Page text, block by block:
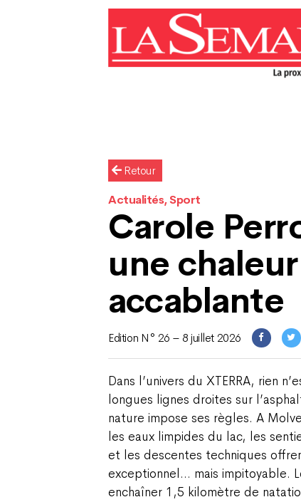
Retour
Actualités, Sport
Carole
une chaleur
accablante
Edition N° 26 – 8 juillet 2026
Dans l’univers du XTERRA, rien
longues lignes droites sur
nature impose ses règles. A
les eaux limpides du lac, les
et les descentes techniques
exceptionnel… mais impitoyable.
enchaîner 1,5 kilomètre de